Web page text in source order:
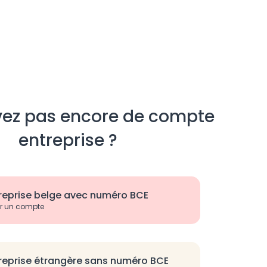
pas encore de compte
entreprise ?
belge avec numéro BCE
un compte
étrangère sans numéro BCE